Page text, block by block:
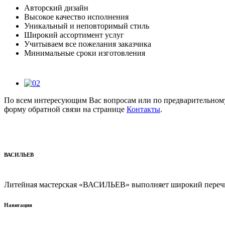
Авторский дизайн
Высокое качество исполнения
Уникальный и неповторимый стиль
Широкий ассортимент услуг
Учитываем все пожелания заказчика
Минимальные сроки изготовления
По всем интересующим Вас вопросам или по
форму обратной связи на странице Контакты.
ВАСИЛЬЕВ
Литейная мастерская «ВАСИЛЬЕВ» выполняет широкий
Навигация